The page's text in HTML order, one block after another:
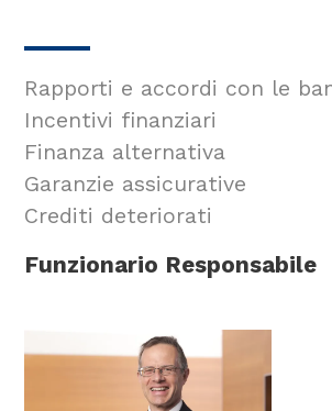
Rapporti e accordi con le
Incentivi finanziari
Finanza alternativa
Garanzie assicurative
Crediti deteriorati
Funzionario Responsabile